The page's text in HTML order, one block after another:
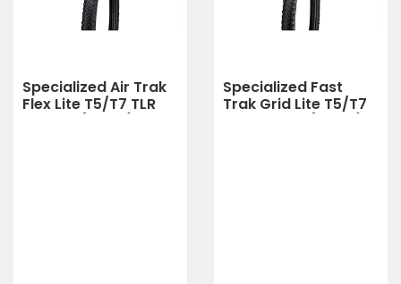
Specialized Air Trak
Flex Lite T5/T7 TLR
Specialized Fast
Trak Grid Lite T5/T7